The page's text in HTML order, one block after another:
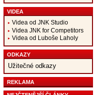
VIDEA
Videa od JNK Studio
Videa JNK for Competitors
Videa od Luboše Laholy
ODKAZY
Užitečné odkazy
REKLAMA